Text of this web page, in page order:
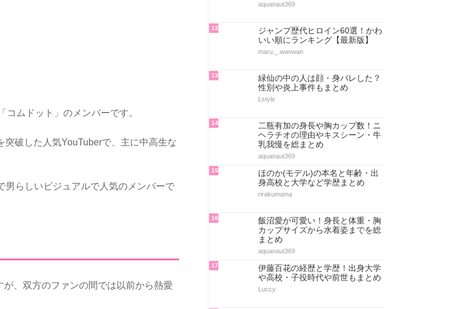
ムドット」のメンバーです。
破した人気YouTuberで、主に中高生な
男らしいビジュアルで人気のメンバーで
、双方のファンの間では以前から熱愛
aquanaut369
12
ジャンプ歴代ヒロイン60選！かわ
いい順にランキング【最新版】
maru._.wanwan
13
緑仙の中の人は顔・身バレした？
性別や炎上事件もまとめ
Lstyle
14
二瓶有加の身長や胸カップ数！ニ
ヘラチオの理由やキスシーン・牛
乳我慢を総まとめ
aquanaut369
15
ほのか(モデル)の本名と年齢・出
身高校と大学など学歴まとめ
rirakumama
16
飯沼愛が可愛い！身長と体重・胸
カップサイズから水着姿までを総
まとめ
aquanaut369
17
伊藤百花の経歴と学歴！出身大学
や高校・子役時代や前世もまとめ
Luccy